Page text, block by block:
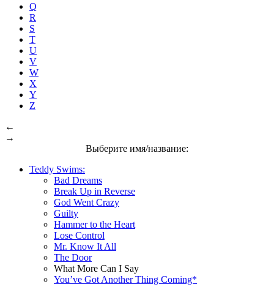
Q
R
S
T
U
V
W
X
Y
Z
←
→
Выберите имя/название:
Teddy Swims:
Bad Dreams
Break Up in Reverse
God Went Crazy
Guilty
Hammer to the Heart
Lose Control
Mr. Know It All
The Door
What More Can I Say
You’ve Got Another Thing Coming*